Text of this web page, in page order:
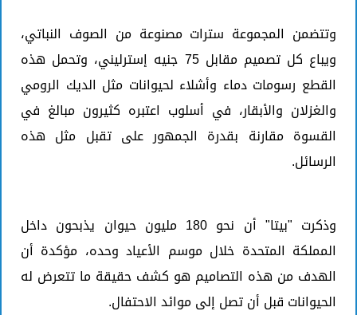
وتتضمن المجموعة سترات مصنوعة من الصوف النباتي،
ويباع كل تصميم مقابل 75 جنيه إسترليني، وتحمل هذه
القطع رسومات دماء وأشلاء لحيوانات مثل الديك الرومي
والغزلان والأبقار، في أسلوب اعتبره كثيرون مبالغ في
القسوة مقارنة بقدرة الجمهور على تقبل مثل هذه
الرسائل.
وذكرت "بيتا" أن نحو 180 مليون حيوان يذبحون داخل
المملكة المتحدة خلال موسم الأعياد وحده، مؤكدة أن
الهدف من هذه التصاميم هو كشف حقيقة ما تتعرض له
الحيوانات قبل أن تصل إلى موائد الاحتفال.